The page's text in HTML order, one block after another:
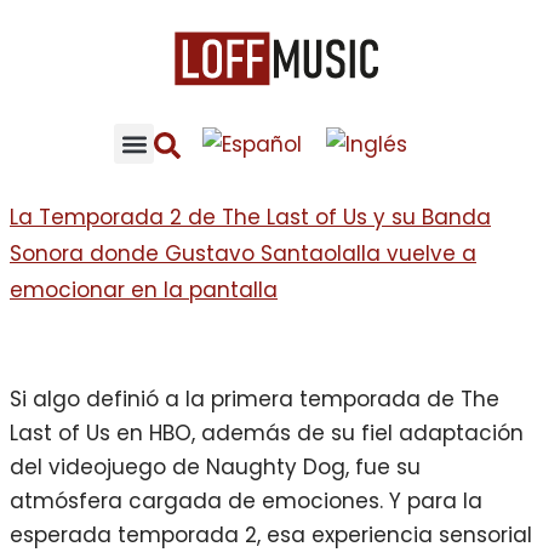
La Temporada 2 de The Last of Us y su Banda
Sonora donde Gustavo Santaolalla vuelve a
emocionar en la pantalla
Si algo definió a la primera temporada de The
Last of Us en HBO, además de su fiel adaptación
del videojuego de Naughty Dog, fue su
atmósfera cargada de emociones. Y para la
esperada temporada 2, esa experiencia sensorial